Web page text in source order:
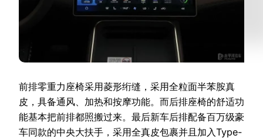
前排零重力座椅采用菱形绗缝，采用全粒面半苯胺真
皮，具备通风、加热和按摩功能。而后排座椅的舒适功
能基本把前排都照搬过来。最后新车后排配备百万级豪
车同款的中央大扶手，采用全真皮包裹并且加入Type-